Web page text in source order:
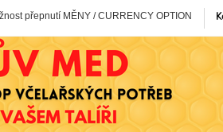
přepnutí MĚNY / CURRENCY OPTION